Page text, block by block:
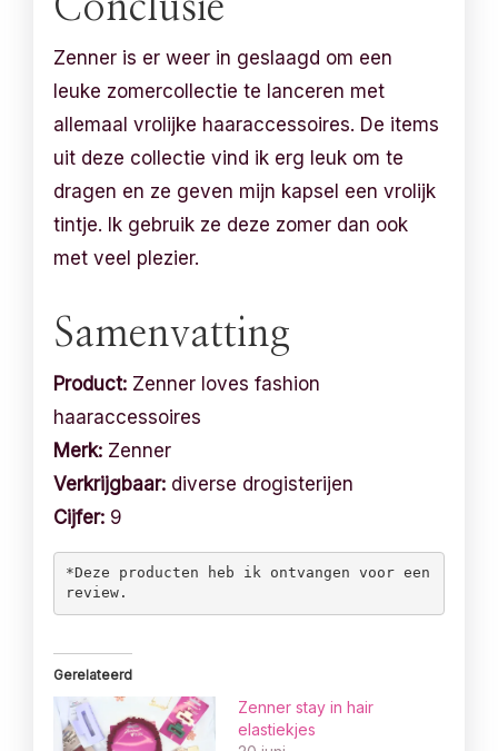
Zenner is er weer in geslaagd om een
leuke zomercollectie te lanceren met
allemaal vrolijke haaraccessoires. De items
uit deze collectie vind ik erg leuk om te
dragen en ze geven mijn kapsel een vrolijk
tintje. Ik gebruik ze deze zomer dan ook
met veel plezier.
Samenvatting
Product: Zenner loves fashion
haaraccessoires
Merk: Zenner
Verkrijgbaar: diverse drogisterijen
Cijfer: 9
*Deze producten heb ik ontvangen voor een
review.
Gerelateerd
Zenner stay in hair
elastiekjes